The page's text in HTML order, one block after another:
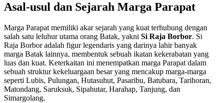
Asal-usul dan Sejarah Marga Parapat
Marga Parapat memiliki akar sejarah yang kuat terhubung dengan
salah satu leluhur utama orang Batak, yakni Si Raja Borbor. Si
Raja Borbor adalah figur legendaris yang darinya lahir banyak
marga Batak lainnya, membentuk sebuah ikatan kekerabatan yang
luas dan kuat. Keterkaitan ini menempatkan marga Parapat dalam
sebuah struktur kekeluargaan besar yang mencakup marga-marga
seperti Lubis, Pulungan, Hutasuhut, Pasaribu, Batubara, Tarihoran,
Matondang, Saruksuk, Sipahutar, Harahap, Tanjung, dan
Simargolang.